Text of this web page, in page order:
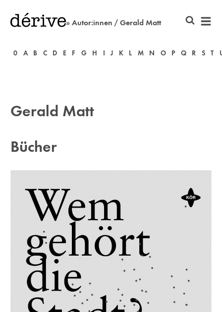
» Autor:innen / Gerald Matt
0 A B C D E F G H I J K L M N O P Q R S T
Gerald Matt
Bücher